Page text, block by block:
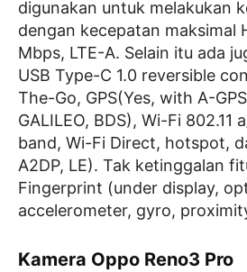
digunakan untuk melakukan
dengan kecepatan maksimal
Mbps, LTE-A. Selain itu ada
USB Type-C 1.0 reversible
The-Go, GPS(Yes, with A-
GALILEO, BDS), Wi-Fi 802.11
band, Wi-Fi Direct, hotspot,
A2DP, LE). Tak ketinggalan
Fingerprint (under display,
accelerometer, gyro,
Kamera Oppo Reno3 Pro